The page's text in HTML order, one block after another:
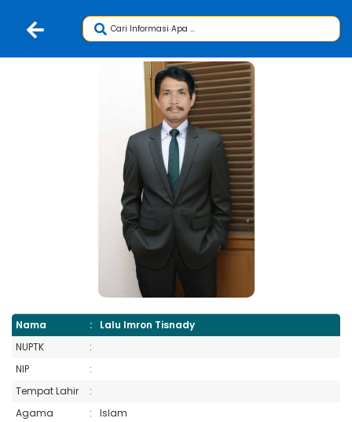
Nama :
Lalu Imron Tisnady
NUPTK
:
NIP
:
Tempat Lahir
:
Agama
:
Islam